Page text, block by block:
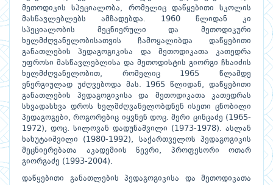
მეთოდიკის სპეციალობა, რომელიც დაწყებითი სკოლის
მასწავლებლებს ამზადებდა. 1960 წლიდან კი
სპეციალობის მეცნიერული და მეთოდიკური
ხელმძღვანელობისათვის ჩამოყალიბდა დაწყებითი
განათლების პედაგოგიკისა და მეთოდიკათა კათედრა
უფროსი მასწავლებლისა და მეთოდისტის გიორგი ჩხაიძის
ხელმძღვანელობით, რომელიც 1965 წლამდე
ენერგიულად უძღვებოდა მას. 1965 წლიდან, დაწყებითი
განათლების პედაგოგიკისა და მეთოდიკათა კათედრას
სხვადასხვა დროს ხელმძღვანელობდნენ ისეთი ცნობილი
პედაგოგები, როგორებიც იყვნენ დოც. მერი ცინცაძე (1965-
1972), დოც. სილოვან დადუნაშვილი (1973-1978). ასლან
ხახუტაიშვილი (1980-1992), საქართველოს პედაგოგიკის
მეცნიერებათა აკადემიის წევრი, პროფესორი ოთარ
გიორგაძე (1993-2004).
დაწყებითი განათლების პედაგოგიკისა და მეთოდიკათა